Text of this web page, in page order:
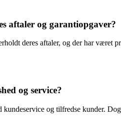
aftaler og garantiopgaver?
deres aftaler, og der har været
og service?
og tilfredse kunder.